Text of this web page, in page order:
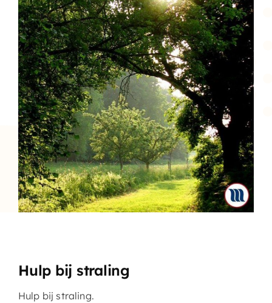
Hulp bij straling
Hulp bij straling.